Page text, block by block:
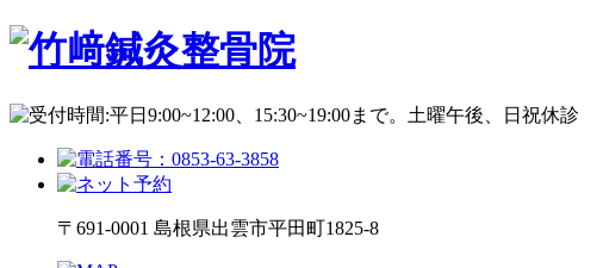
〒691-0001 島根県出雲市平田町1825-8